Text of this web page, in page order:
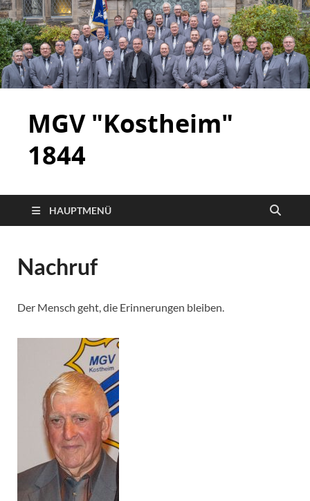
MGV "Kostheim"
1844
HAUPTMENÜ
Nachruf
Der Mensch geht, die Erinnerungen bleiben.